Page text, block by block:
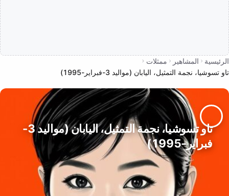
الرئيسية المشاهير
ممثلات
تاو تسوشيا، نجمة التمثيل، اليابان (مواليد 3-فبراير-1995)
تاو تسوشيا، نجمة التمثيل، اليابان (مواليد 3-
فبراير-1995)